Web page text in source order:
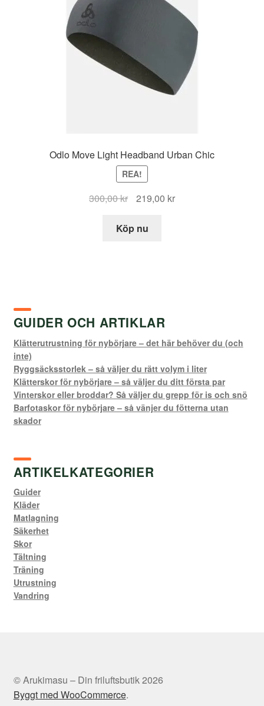
Odlo Move Light Headband Urban Chic
REA!
300,00kr
Det
priset
219,00 krDet
Köp nu
GUIDER OCH ARTIKLAR
Klätterutrustning för nybörjare – det här behöver du (och
inte)
Ryggsäcksstorlek – så väljer du rätt volym i liter
Klätterskor för nybörjare – så väljer du ditt första par
Vinterskor eller broddar? Så väljer du grepp för is och snö
Barfotaskor för nybörjare – så vänjer du fötterna utan
skador
ARTIKELKATEGORIER
Guider
Kläder
Matlagning
Säkerhet
Skor
Tältning
Träning
Utrustning
Vandring
© Arukimasu – Din friluftsbutik 2026
Byggt med WooCommerce.